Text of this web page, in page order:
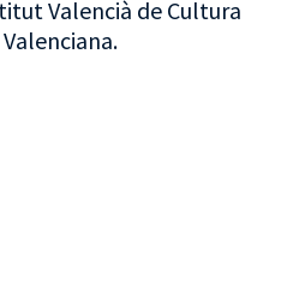
Valencià de Cultura